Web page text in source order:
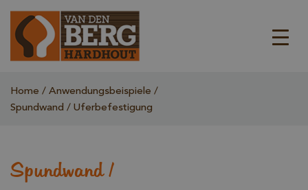
Home
Anwendungsbeispiele
Spundwand / Uferbefestigung
Spundwand /